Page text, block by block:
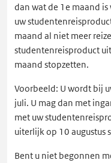
dan wat de 1e maand
uw
maand al niet meer
studentenreisproduct
maand stopzetten.
Voorbeeld: U wordt bij
juli. U mag dan met
met uw
uiterlijk op 10 augustus
Bent u niet begonnen